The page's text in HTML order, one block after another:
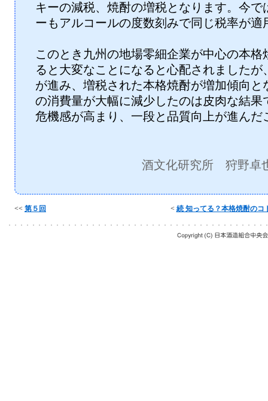
キーの減税、焼酎の増税となります。今
ーもアルコールの度数刻みで同じ税率が適
このとき九州の地場零細企業が中心の本
ると大変なことになると心配されました
が進み、増税された本格焼酎が増加傾向
の消費量が大幅に減少したのは皮肉な結
危機感が高まり、一段と品質向上が進ん
酒文化研究所 狩野卓
<< 第５回 < 続 知ってる？本格焼酎のコ